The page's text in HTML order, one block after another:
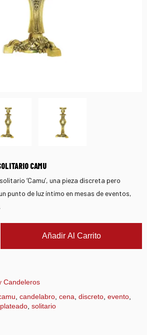
CAMU
‘Camu’, una pieza discreta pero
punto de luz íntimo en mesas de eventos,
Añadir Al Carrito
Candeleros
candelabro cena discreto evento
plateado solitario